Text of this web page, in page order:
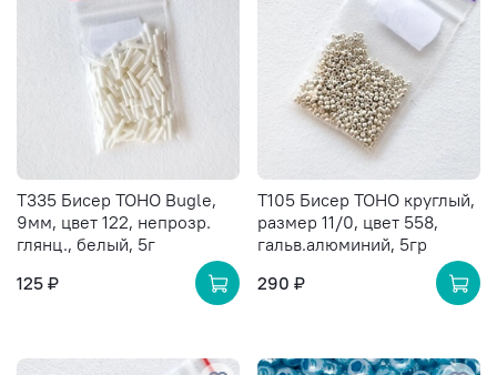
T335 Бисер TOHO Bugle,
9мм, цвет 122, непрозр.
глянц., белый, 5г
125 ₽
T105 Бисер TOHO круглый,
размер 11/0, цвет 558,
гальв.алюминий, 5гр
290 ₽